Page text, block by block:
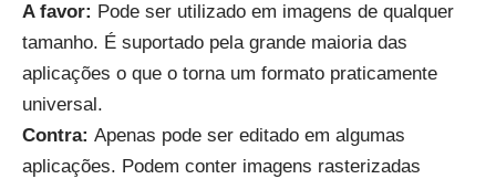
A favor: Pode ser utilizado em imagens de qualquer
tamanho. É suportado pela grande maioria das
aplicações o que o torna um formato praticamente
universal.
Contra: Apenas pode ser editado em algumas
aplicações. Podem conter imagens rasterizadas